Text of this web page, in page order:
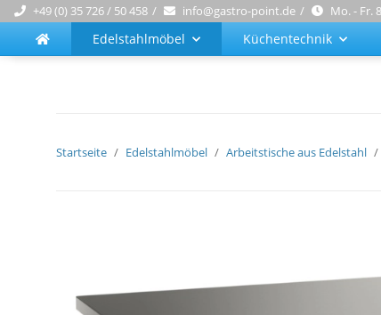
+49 (0) 35 726 / 50 458 info@gastro-point.de Mo. - Fr.
Edelstahlmöbel Küchentechnik
Startseite Edelstahlmöbel Arbeitstische aus Edelstahl